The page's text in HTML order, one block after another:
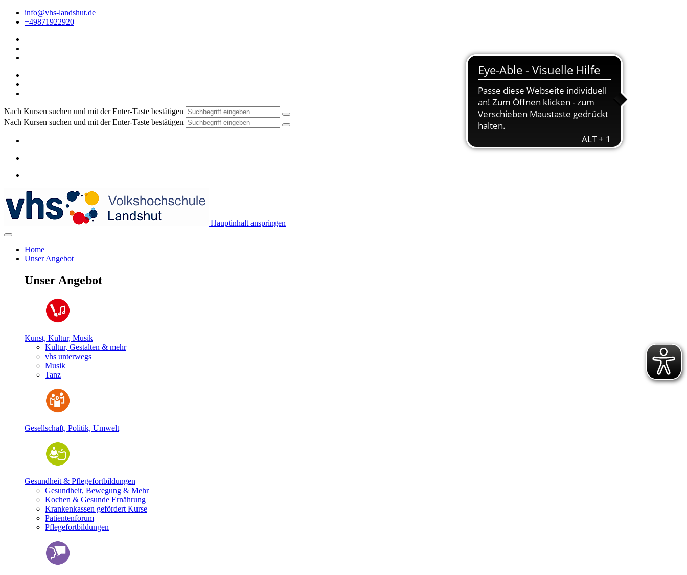
info@vhs-landshut.de
+49871922920
Nach Kursen suchen und mit der Enter-Taste bestätigen
Nach Kursen suchen und mit der Enter-Taste bestätigen
Hauptinhalt anspringen
Home
Unser Angebot
Unser Angebot
Kunst, Kultur, Musik
Kultur, Gestalten & mehr
vhs unterwegs
Musik
Tanz
Gesellschaft, Politik, Umwelt
Gesundheit & Pflegefortbildungen
Gesundheit, Bewegung & Mehr
Kochen & Gesunde Ernährung
Krankenkassen gefördert Kurse
Patientenforum
Pflegefortbildungen